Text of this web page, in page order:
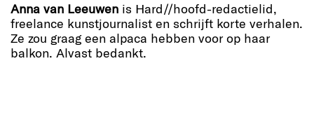
Anna van Leeuwen is Hard//hoofd-redactielid,
freelance kunstjournalist en schrijft korte verhalen.
Ze zou graag een alpaca hebben voor op haar
balkon. Alvast bedankt.